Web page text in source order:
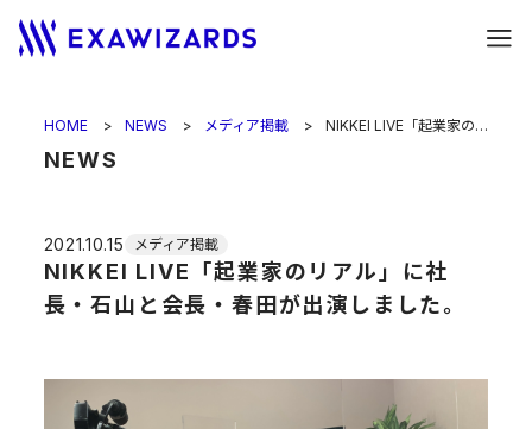
HOME NEWS メディア掲載 NIKKEI LIVE「起業家のリアル」に社長・石山と会長・春田が出演しました。
NEWS
2021.10.15 メディア掲載
NIKKEI LIVE「起業家のリアル」に社
長・石山と会長・春田が出演しました。